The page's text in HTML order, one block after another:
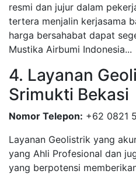
resmi dan jujur dalam
tertera menjalin kerjasama
harga bersahabat dapat
Mustika Airbumi Indonesia...
4. Layanan
Srimukti Bekasi
Nomor Telepon: +62 0821
Layanan Geolistrik yang
yang Ahli Profesional dan
yang berpotensi